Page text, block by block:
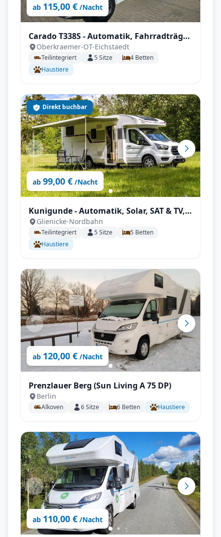
ab 115,00 € /Nacht
Carado T338S - Automatik, Fahrradträger,
inkl. Sonderzubehör
Oberkraemer-OT-Eichstaedt
Teilintegriert 5Sitze 4 Betten
Haustiere
ab 99,00 € /Nacht
Direkt buchbar
Kunigunde - Automatik, Solar, SAT & TV,
viel Platz
Glienicke-Nordbahn
Teilintegriert 5Sitze 5 Betten
Haustiere
ab 120,00 € /Nacht
Prenzlauer Berg (Sun Living A 75 DP)
Berlin
Alkoven 6Sitze 6 Betten Haustiere
ab 110,00 € /Nacht